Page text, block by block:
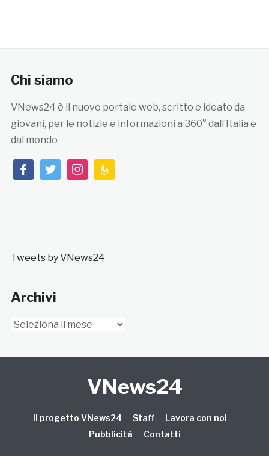
Chi siamo
VNews24 è il nuovo portale web, scritto e ideato da
giovani, per le notizie e informazioni a 360° dall’Italia e
dal mondo
facebooktwitterinstagramfeedburner
Tweets by VNews24
Archivi
Archivi
VNews24
Il progetto VNews24 Staff
Lavora con noi
Pubblicità
Contatti